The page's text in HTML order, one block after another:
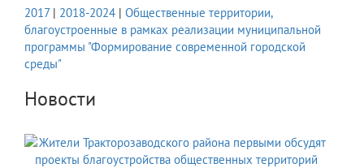
2017 | 2018-2024 | Общественные территории,
благоустроенные в рамках реализации муниципальной
программы "Формирование современной городской
среды"
Новости